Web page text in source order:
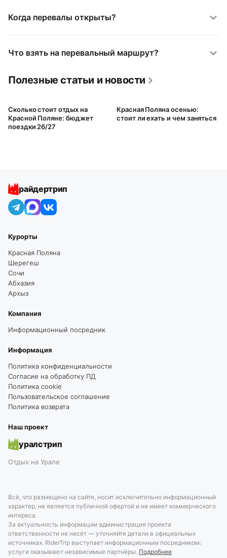
Когда перевалы открыты?
Что взять на перевальный маршрут?
Полезные статьи и новости
Сколько стоит отдых на
Красной Поляне: бюджет
поездки 26/27
Красная Поляна осенью:
стоит ли ехать и чем заняться
райдертрип
Курорты
Красная Поляна
Шерегеш
Сочи
Абхазия
Архыз
Компания
Информационный посредник
Информация
Политика конфиденциальности
Согласие на обработку ПД
Политика cookie
Пользовательское соглашение
Политика возврата
Наш проект
уралстрип
Отдых на Урале
Всё, что размещено на сайте, носит исключительно информационный
характер, не является публичной офертой и не имеет коммерческого
интереса.
За актуальность информации администрация проекта
ответственности не несёт — уточняйте детали в официальных
источниках. RiderTrip выступает информационным посредником:
услуги оказывают независимые партнёры. Подробнее